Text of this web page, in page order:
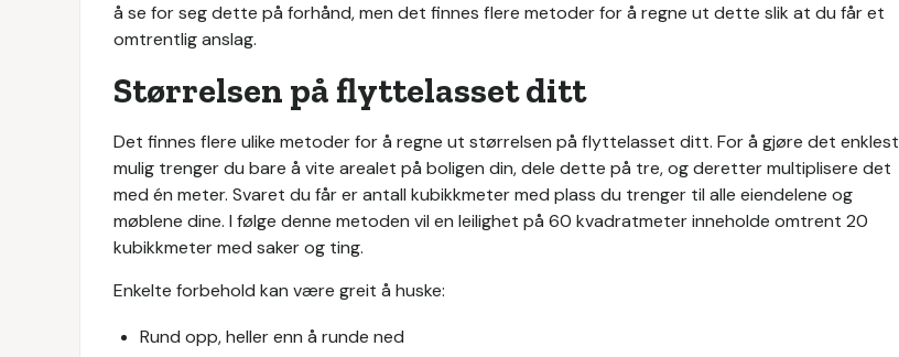
å se for seg dette på forhånd, men det finnes flere metoder for å regne ut dette slik at du får et
omtrentlig anslag.
Størrelsen på flyttelasset ditt
Det finnes flere ulike metoder for å regne ut størrelsen på flyttelasset ditt. For å gjøre det enklest
mulig trenger du bare å vite arealet på boligen din, dele dette på tre, og deretter multiplisere det
med én meter. Svaret du får er antall kubikkmeter med plass du trenger til alle eiendelene og
møblene dine. I følge denne metoden vil en leilighet på 60 kvadratmeter inneholde omtrent 20
kubikkmeter med saker og ting.
Enkelte forbehold kan være greit å huske:
Rund opp, heller enn å runde ned